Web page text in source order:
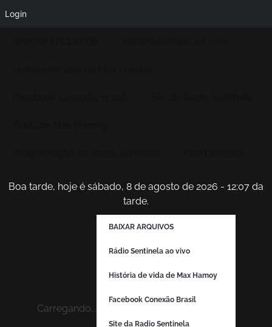
Boa tarde, hoje é sábado, 8 de agosto de 2026 - 12:07 da
tarde.
Carregando...
BAIXAR ARQUIVOS
Rádio Sentinela ao vivo
História de vida de Max Hamoy
Facebook Conexão Brasil
Site da Radio Sentinela
Login